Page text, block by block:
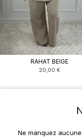
RAHAT BEIGE
20,00 €
Ne manquez